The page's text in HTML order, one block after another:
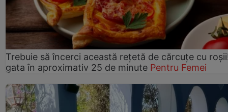
Trebuie să încerci această rețetă de cărcuțe cu
gata în aproximativ 25 de minute Pentru Femei